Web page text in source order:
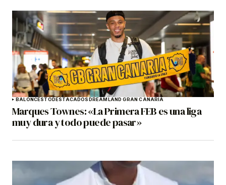
BALONCESTODESTACADOSDREAMLAND GRAN CANARIA
Marques Townes: «La Primera FEB es una liga
muy dura y todo puede pasar»